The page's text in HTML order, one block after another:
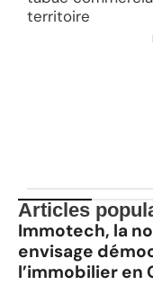
territoire
Articles
Immotech, la
envisage
l’immobilier en